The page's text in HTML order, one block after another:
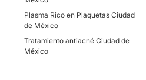
Plasma Rico en Plaquetas Ciudad
de México
Tratamiento antiacné Ciudad de
México